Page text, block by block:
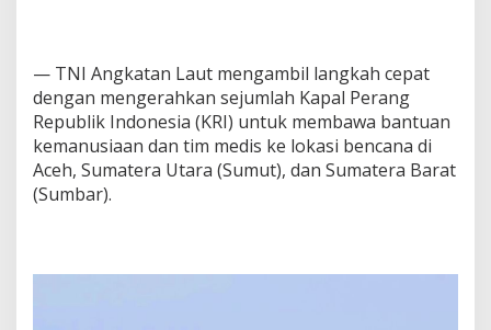
— TNI Angkatan Laut mengambil langkah cepat
dengan mengerahkan sejumlah Kapal Perang
Republik Indonesia (KRI) untuk membawa bantuan
kemanusiaan dan tim medis ke lokasi bencana di
Aceh, Sumatera Utara (Sumut), dan Sumatera Barat
(Sumbar).